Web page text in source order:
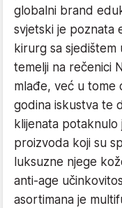
globalni brand
svjetski je poznata
kirurg sa sjedištem
temelji na rečenici
mlađe, već u tome
godina iskustva te
klijenata potaknulo
proizvoda koji su
luksuzne njege
anti-age
asortimana je